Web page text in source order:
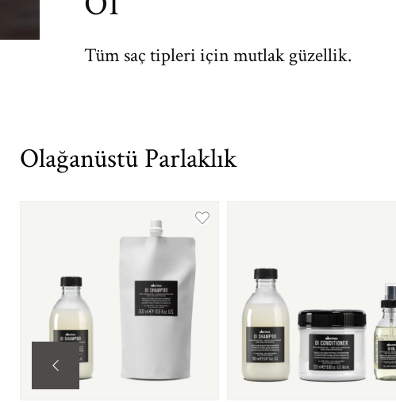
Tüm saç tipleri için mutlak güzellik.
Olağanüstü Parlaklık